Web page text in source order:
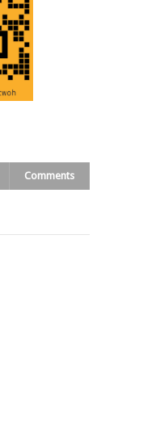
Comments